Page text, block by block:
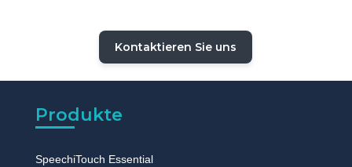
Kontaktieren Sie uns
Produkte
SpeechiTouch Essential